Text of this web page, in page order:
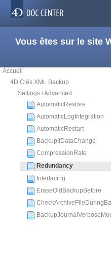
Vous êtes sur le site
Accueil
4D Clés XML Backup
Settings / Advanced
AutomaticRestore
AutomaticLogIntegration
AutomaticRestart
BackupIfDataChange
CompressionRate
Redundancy
Interlacing
EraseOldBackupBefore